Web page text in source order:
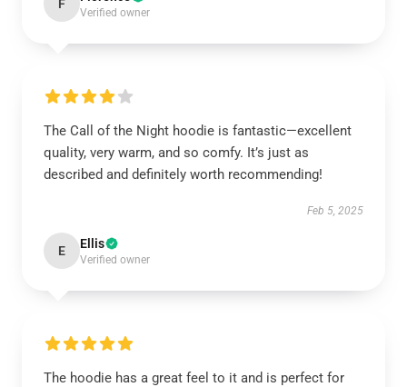
F
Verified owner
The Call of the Night hoodie is fantastic—excellent
quality, very warm, and so comfy. It’s just as
described and definitely worth recommending!
Feb 5, 2025
E Ellis
Verified owner
The hoodie has a great feel to it and is perfect for